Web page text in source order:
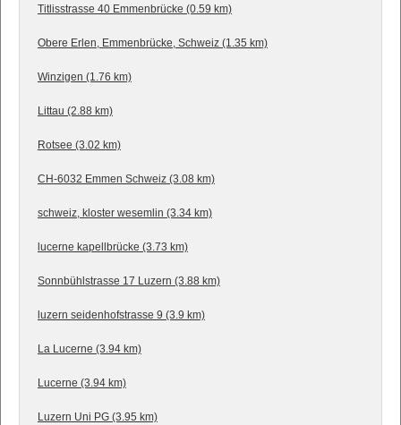
Titlisstrasse 40 Emmenbrücke (0.59 km)
Obere Erlen, Emmenbrücke, Schweiz (1.35 km)
Winzigen (1.76 km)
Littau (2.88 km)
Rotsee (3.02 km)
CH-6032 Emmen Schweiz (3.08 km)
schweiz, kloster wesemlin (3.34 km)
lucerne kapellbrücke (3.73 km)
Sonnbühlstrasse 17 Luzern (3.88 km)
luzern seidenhofstrasse 9 (3.9 km)
La Lucerne (3.94 km)
Lucerne (3.94 km)
Luzern Uni PG (3.95 km)